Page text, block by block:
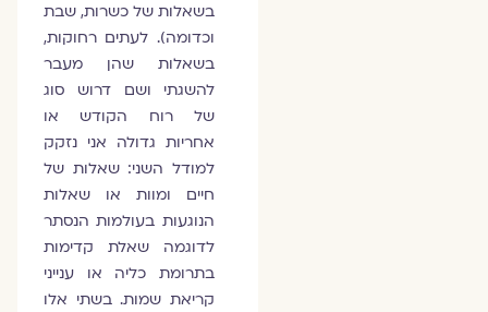
בשאלות של כשרות, שבת
וכדומה). לעתים רחוקות,
בשאלות שהן מעבר
להשגתי ושם דרוש סוג
של רוח הקודש או
אחריות גדולה אני נזקק
למודל השני: שאלות של
חיים ומוות או שאלות
הנוגעות בעולמות הנסתר
לדוגמה שאלת קדימות
בתרומת כליה או ענייני
קריאת שמות. בשתי אלו